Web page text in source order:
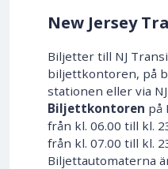
New Jersey
Biljetter till NJ
biljettkontoren, på
stationen eller via
Biljettkontoren på
från kl. 06.00 till kl.
från kl. 07.00 till kl.
Biljettautomaterna